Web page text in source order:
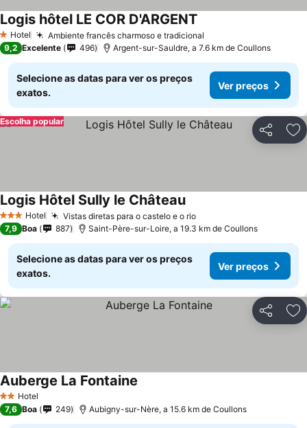
1 Estrelas
Hotel Ambiente francês charmoso e tradicional
Logis hôtel LE COR D'ARGENT
9,2 Excelente 496 Argent-sur-Sauldre, a 7.6 km de Coullons
Selecione as datas para ver os preços
exatos.
Ver preços
Partilhar
Escolha popular
3 EstrelasHotel Vistas diretas para o castelo e o rio
Logis Hôtel Sully le Château
7,9 Boa 887 Saint-Père-sur-Loire, a 19.3 km de Coullons
Selecione as datas para ver os preços
exatos.
Ver preços
Partilhar
2 Estrelas
Hotel
Auberge La Fontaine
7,6 Boa 249 Aubigny-sur-Nère, a 15.6 km de Coullons